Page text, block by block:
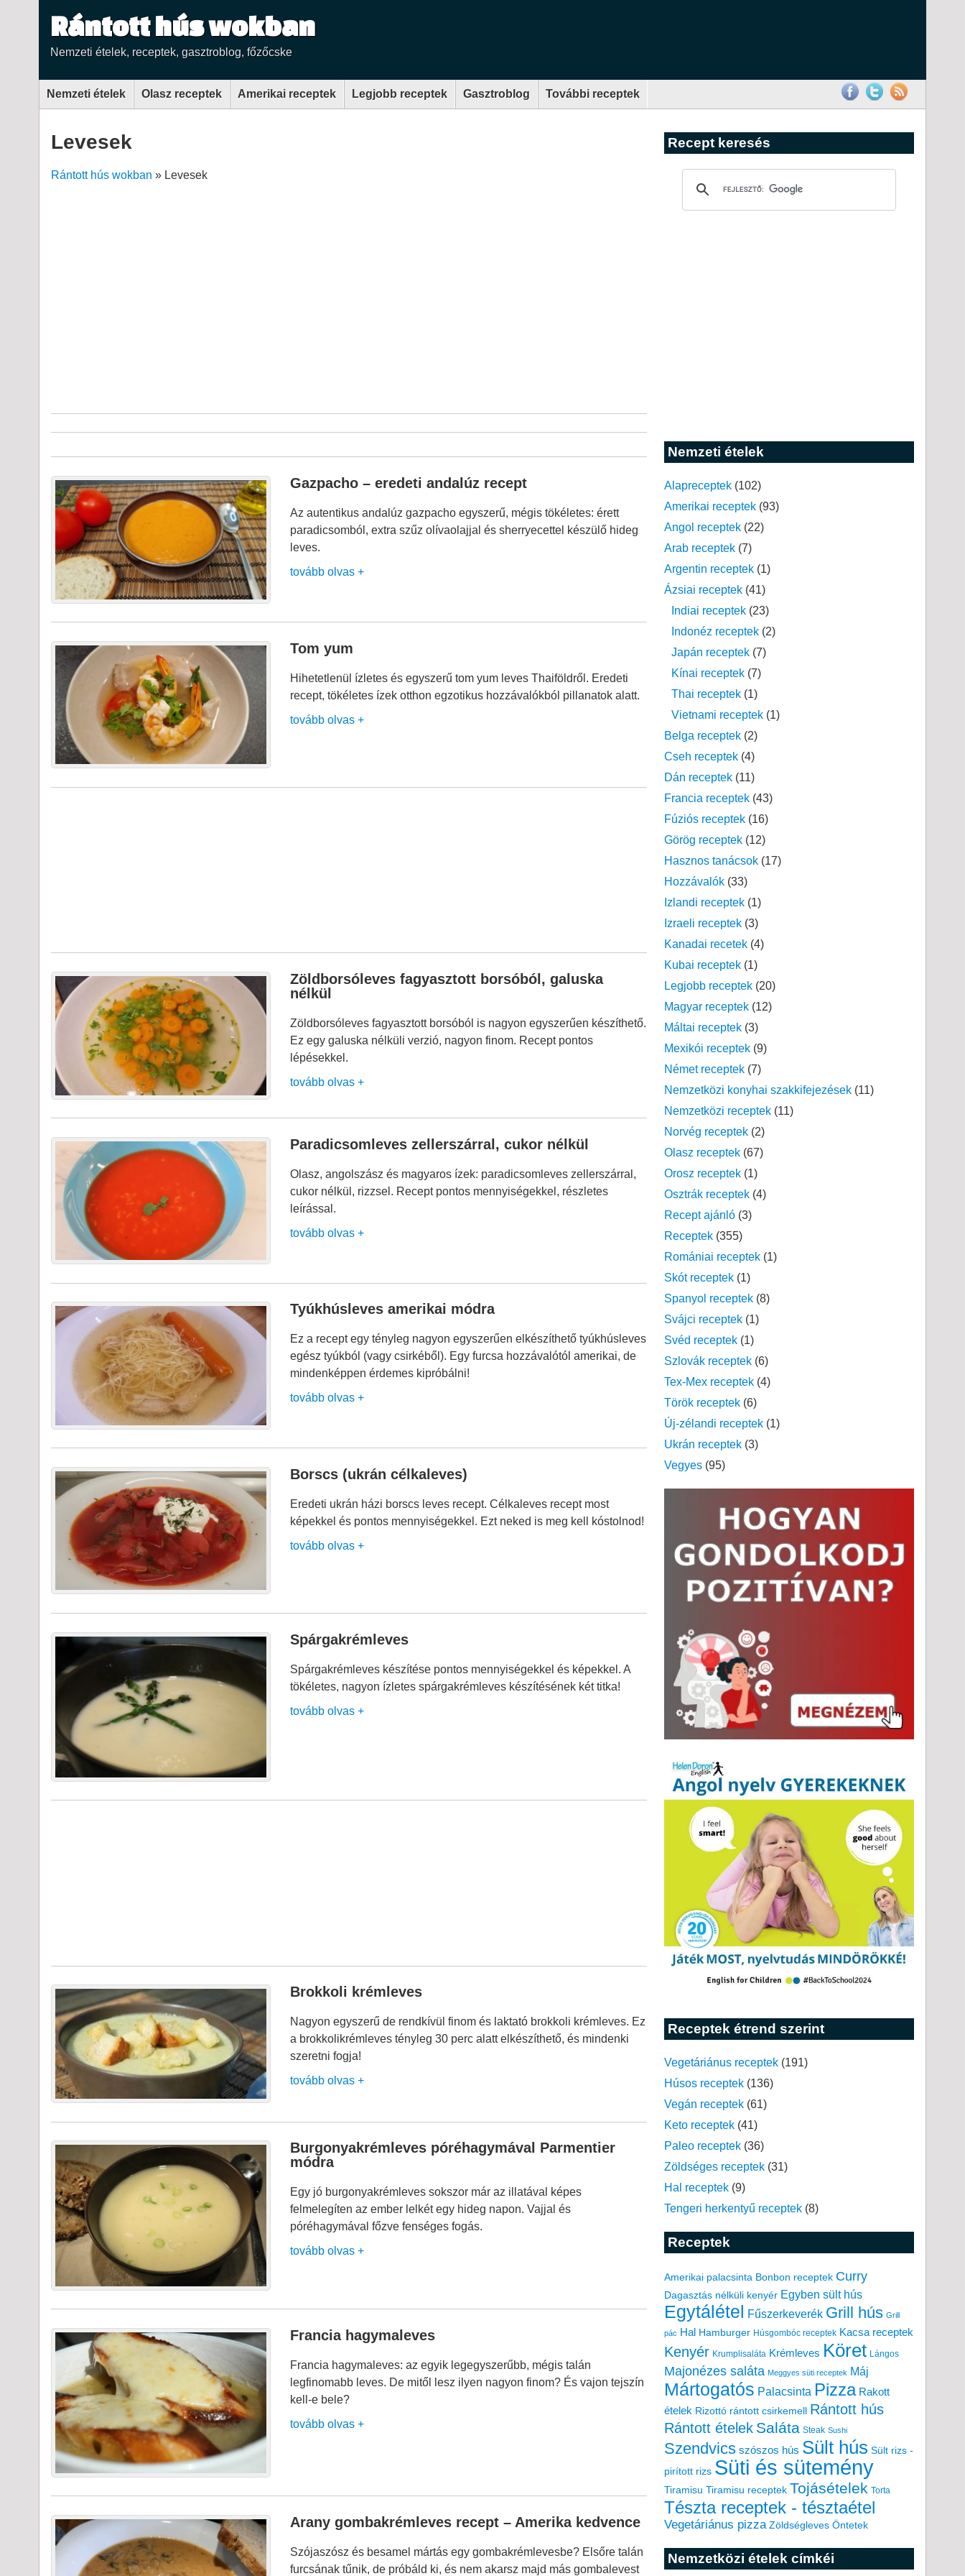
Rántott hús wokban
Nemzeti ételek, receptek, gasztroblog, főzőcske
Nemzeti ételek Olasz receptek Amerikai receptek Legjobb receptek Gasztroblog További receptek
Levesek
Rántott hús wokban » Levesek
Gazpacho – eredeti andalúz recept
Az autentikus andalúz gazpacho egyszerű, mégis tökéletes: érett
paradicsomból, extra szűz olívaolajjal és sherryecettel készülő hideg
leves.
tovább olvas +
Tom yum
Hihetetlenül ízletes és egyszerű tom yum leves Thaiföldről. Eredeti
recept, tökéletes ízek otthon egzotikus hozzávalókból pillanatok alatt.
tovább olvas +
Zöldborsóleves fagyasztott borsóból, galuska
nélkül
Zöldborsóleves fagyasztott borsóból is nagyon egyszerűen készíthető.
Ez egy galuska nélküli verzió, nagyon finom. Recept pontos
lépésekkel.
tovább olvas +
Paradicsomleves zellerszárral, cukor nélkül
Olasz, angolszász és magyaros ízek: paradicsomleves zellerszárral,
cukor nélkül, rizzsel. Recept pontos mennyiségekkel, részletes
leírással.
tovább olvas +
Tyúkhúsleves amerikai módra
Ez a recept egy tényleg nagyon egyszerűen elkészíthető tyúkhúsleves
egész tyúkból (vagy csirkéből). Egy furcsa hozzávalótól amerikai, de
mindenképpen érdemes kipróbálni!
tovább olvas +
Borscs (ukrán célkaleves)
Eredeti ukrán házi borscs leves recept. Célkaleves recept most
képekkel és pontos mennyiségekkel. Ezt neked is meg kell kóstolnod!
tovább olvas +
Spárgakrémleves
Spárgakrémleves készítése pontos mennyiségekkel és képekkel. A
tökéletes, nagyon ízletes spárgakrémleves készítésének két titka!
tovább olvas +
Brokkoli krémleves
Nagyon egyszerű de rendkívül finom és laktató brokkoli krémleves. Ez
a brokkolikrémleves tényleg 30 perc alatt elkészíthető, és mindenki
szeretni fogja!
tovább olvas +
Burgonyakrémleves póréhagymával Parmentier
módra
Egy jó burgonyakrémleves sokszor már az illatával képes
felmelegíten az ember lelkét egy hideg napon. Vajjal és
póréhagymával főzve fenséges fogás.
tovább olvas +
Francia hagymaleves
Francia hagymaleves: az egyik legegyszerűbb, mégis talán
legfinomabb leves. De mitől lesz ilyen nagyon finom? És vajon tejszín
kell-e bele?
tovább olvas +
Arany gombakrémleves recept – Amerika kedvence
Szójaszósz és besamel mártás egy gombakrémlevesbe? Elsőre talán
furcsának tűnik, de próbáld ki, és nem akarsz majd más gombalevest
Recept keresés
Nemzeti ételek
Alapreceptek(102)
Amerikai receptek(93)
Angol receptek(22)
Arab receptek(7)
Argentin receptek(1)
Ázsiai receptek(41)
Indiai receptek(23)
Indonéz receptek(2)
Japán receptek(7)
Kínai receptek(7)
Thai receptek(1)
Vietnami receptek(1)
Belga receptek(2)
Cseh receptek(4)
Dán receptek(11)
Francia receptek(43)
Fúziós receptek(16)
Görög receptek(12)
Hasznos tanácsok(17)
Hozzávalók(33)
Izlandi receptek(1)
Izraeli receptek(3)
Kanadai recetek(4)
Kubai receptek(1)
Legjobb receptek(20)
Magyar receptek(12)
Máltai receptek(3)
Mexikói receptek(9)
Német receptek(7)
Nemzetközi konyhai szakkifejezések(11)
Nemzetközi receptek(11)
Norvég receptek(2)
Olasz receptek(67)
Orosz receptek(1)
Osztrák receptek(4)
Recept ajánló(3)
Receptek(355)
Romániai receptek(1)
Skót receptek(1)
Spanyol receptek(8)
Svájci receptek(1)
Svéd receptek(1)
Szlovák receptek(6)
Tex-Mex receptek(4)
Török receptek(6)
Új-zélandi receptek(1)
Ukrán receptek(3)
Vegyes(95)
Receptek étrend szerint
Vegetáriánus receptek(191)
Húsos receptek(136)
Vegán receptek(61)
Keto receptek(41)
Paleo receptek(36)
Zöldséges receptek(31)
Hal receptek(9)
Tengeri herkentyű receptek(8)
Receptek
Amerikai palacsinta Bonbon receptek Curry
Dagasztás nélküli kenyér Egyben sült hús
Egytálétel Fűszerkeverék Grill hús Grill
pác Hal Hamburger Húsgombóc receptek Kacsa receptek
Kenyér Krumplisaláta Krémleves Köret Lángos
Majonézes saláta Meggyes süti receptek Máj
Mártogatós Palacsinta Pizza Rakott
ételek Rizottó rántott csirkemell Rántott hús
Rántott ételek Saláta Steak Sushi
Szendvics szószos hús Sült hús Sült rizs -
pirított rizs Süti és sütemény
Tiramisu Tiramisu receptek Tojásételek Torta
Tészta receptek - tésztaétel
Vegetáriánus pizza Zöldségleves Öntetek
Nemzetközi ételek címkéi